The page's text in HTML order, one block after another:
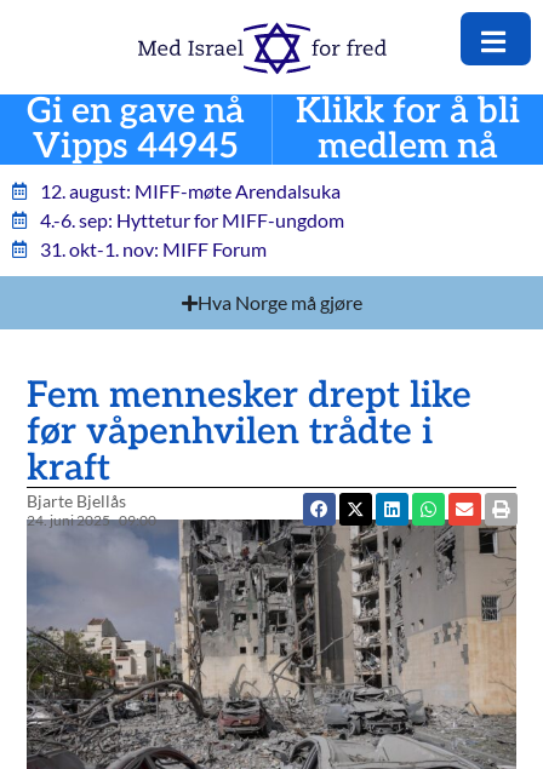
Gi en gave nå
Vipps 44945
Klikk for å bli
medlem nå
12. august: MIFF-møte Arendalsuka
4.-6. sep: Hyttetur for MIFF-ungdom
31. okt-1. nov: MIFF Forum
Hva Norge må gjøre
Fem mennesker drept like
før våpenhvilen trådte i
kraft
Bjarte Bjellås
24. juni 2025 09:00